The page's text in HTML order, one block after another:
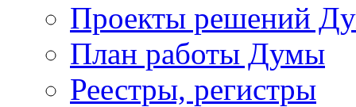
Проекты решений
План работы Думы
Реестры, регистры